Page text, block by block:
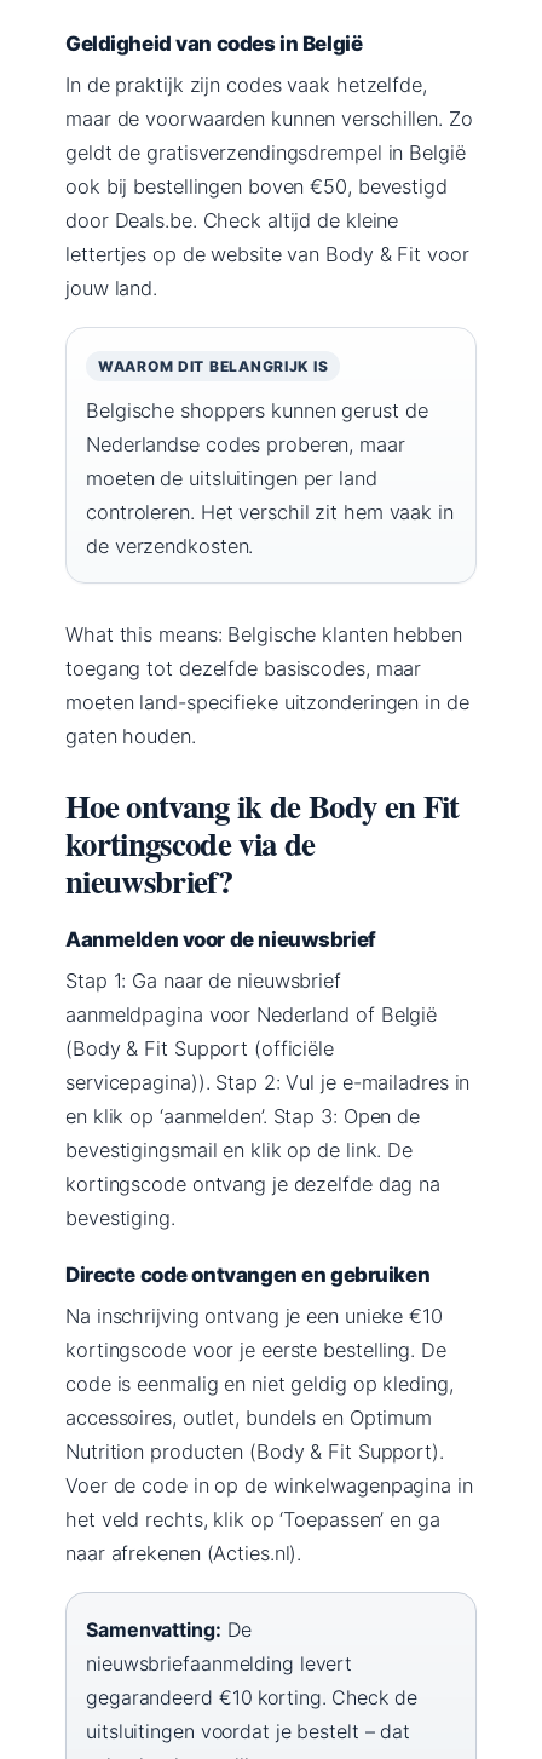
Geldigheid van codes in België
In de praktijk zijn codes vaak hetzelfde,
maar de voorwaarden kunnen verschillen. Zo
geldt de gratisverzendingsdrempel in België
ook bij bestellingen boven €50, bevestigd
door Deals.be. Check altijd de kleine
lettertjes op de website van Body & Fit voor
jouw land.
WAAROM DIT BELANGRIJK IS
Belgische shoppers kunnen gerust de
Nederlandse codes proberen, maar
moeten de uitsluitingen per land
controleren. Het verschil zit hem vaak in
de verzendkosten.
What this means: Belgische klanten hebben
toegang tot dezelfde basiscodes, maar
moeten land-specifieke uitzonderingen in de
gaten houden.
Hoe ontvang ik de Body en Fit
kortingscode via de
nieuwsbrief?
Aanmelden voor de nieuwsbrief
Stap 1: Ga naar de nieuwsbrief
aanmeldpagina voor Nederland of België
(Body & Fit Support (officiële
servicepagina)). Stap 2: Vul je e-mailadres in
en klik op ‘aanmelden’. Stap 3: Open de
bevestigingsmail en klik op de link. De
kortingscode ontvang je dezelfde dag na
bevestiging.
Directe code ontvangen en gebruiken
Na inschrijving ontvang je een unieke €10
kortingscode voor je eerste bestelling. De
code is eenmalig en niet geldig op kleding,
accessoires, outlet, bundels en Optimum
Nutrition producten (Body & Fit Support).
Voer de code in op de winkelwagenpagina in
het veld rechts, klik op ‘Toepassen’ en ga
naar afrekenen (Acties.nl).
Samenvatting: De
nieuwsbriefaanmelding levert
gegarandeerd €10 korting. Check de
uitsluitingen voordat je bestelt – dat